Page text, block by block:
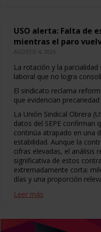
USO alerta: Falta de
mientras el paro
AGOSTO 4, 2026
La rotación y la
laboral que no logra
El sindicato reclama
que evidencian
La Unión Sindical Obrera
datos del SEPE confirman
continúa atrapado en una
estabilidad. Aunque la
cifras elevadas, el análisis
significativa de estos
extremadamente corta:
días y una proporción
Leer más